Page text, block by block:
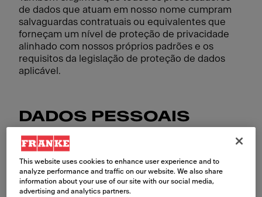
de dados que atuam em nosso nome cumpram
salvaguardas contratuais ou equivalentes que
forneçam um nível de proteção de privacidade
alinhado com nossos próprios padrões e os
requisitos da legislação de proteção de dados
aplicável.
DADOS PESSOAIS
“Dados pessoais” referem-se a qualquer
informação relacionada a uma pessoa física
identificada ou identificável. Uma pessoa
identificável é alguém que pode ser identificado,
direta ou indiretamente, particularmente por
This website uses cookies to enhance user experience and to
analyze performance and traffic on our website. We also share
information about your use of our site with our social media,
advertising and analytics partners.